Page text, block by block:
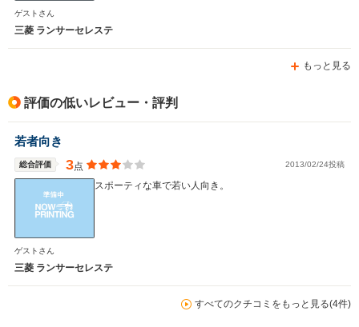
駆動方式 FF、4WD
1997～
ゲストさん
三菱 ランサーセレステ
もっと見る
評価の低いレビュー・評判
若者向き
総合評価 3点 2013/02/24投稿
スポーティな車で若い人向き。
ゲストさん
三菱 ランサーセレステ
すべてのクチコミをもっと見る(4件)